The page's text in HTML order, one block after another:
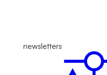
newsletters